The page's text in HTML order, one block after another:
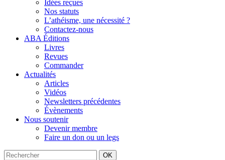
Idées reçues
Nos statuts
L’athéisme, une nécessité ?
Contactez-nous
ABA Éditions
Livres
Revues
Commander
Actualités
Articles
Vidéos
Newsletters précédentes
Évènements
Nous soutenir
Devenir membre
Faire un don ou un legs
OK